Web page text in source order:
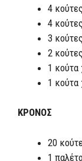
4
4
3
2
1 κούτα
1 κούτα
ΚΡΟΝΟΣ
20
1